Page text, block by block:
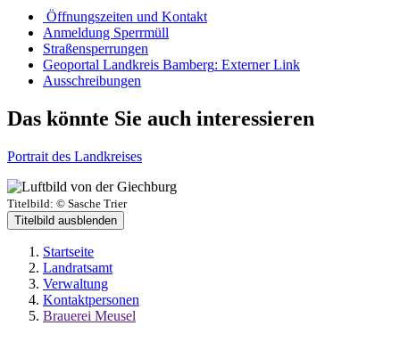
Öffnungszeiten und Kontakt
Anmeldung Sperrmüll
Straßensperrungen
Geoportal Landkreis Bamberg: Externer Link
Ausschreibungen
Das könnte Sie auch interessieren
Portrait des Landkreises
Titelbild: © Sasche Trier
Titelbild ausblenden
Startseite
Landratsamt
Verwaltung
Kontaktpersonen
Brauerei Meusel